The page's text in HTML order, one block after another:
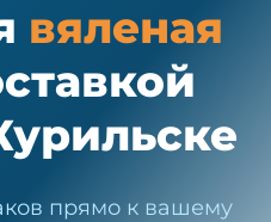
вяленая
прямо к вашему